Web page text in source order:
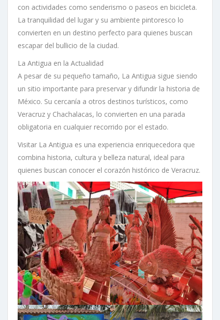
con actividades como senderismo o paseos en bicicleta.
La tranquilidad del lugar y su ambiente pintoresco lo
convierten en un destino perfecto para quienes buscan
escapar del bullicio de la ciudad.
La Antigua en la Actualidad
A pesar de su pequeño tamaño, La Antigua sigue siendo
un sitio importante para preservar y difundir la historia de
México. Su cercanía a otros destinos turísticos, como
Veracruz y Chachalacas, lo convierten en una parada
obligatoria en cualquier recorrido por el estado.
Visitar La Antigua es una experiencia enriquecedora que
combina historia, cultura y belleza natural, ideal para
quienes buscan conocer el corazón histórico de Veracruz.